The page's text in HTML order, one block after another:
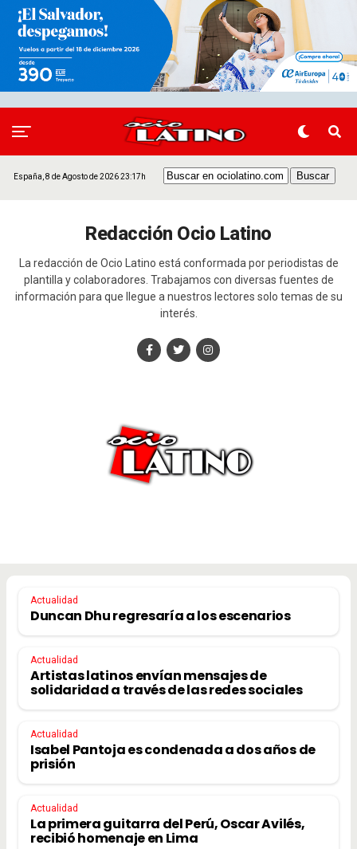
España, 8 de Agosto de 2026 23:17h
Redacción Ocio Latino
La redacción de Ocio Latino está conformada por periodistas de
plantilla y colaboradores. Trabajamos con diversas fuentes de
información para que llegue a nuestros lectores solo temas de su
interés.
Actualidad
Duncan Dhu regresaría a los escenarios
Actualidad
Artistas latinos envían mensajes de
solidaridad a través de las redes sociales
Actualidad
Isabel Pantoja es condenada a dos años de
prisión
Actualidad
La primera guitarra del Perú, Oscar Avilés,
recibió homenaje en Lima